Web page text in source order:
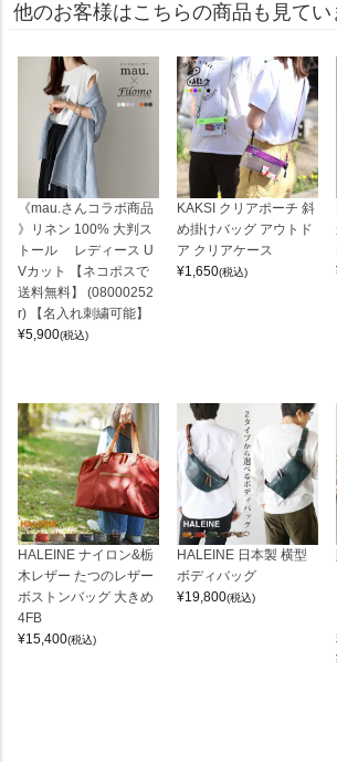
他のお客様はこちらの商品も見てい
《mau.さんコラボ商品
》リネン 100% 大判ス
トール レディース U
Vカット 【ネコポスで
送料無料】 (08000252
r) 【名入れ刺繍可能】
¥5,900(税込)
KAKSI クリアポーチ 斜
め掛けバッグ アウトド
ア クリアケース
¥1,650(税込)
HALEINE ナイロン&栃
木レザー たつのレザー
ボストンバッグ 大きめ
4FB
¥15,400(税込)
HALEINE 日本製 横型
ボディバッグ
¥19,800(税込)